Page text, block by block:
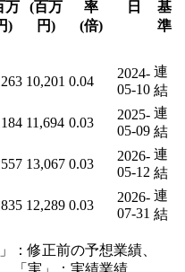
万
)
(百万
円)
率
(倍)
日
基
準
10,201 0.04
2024-
05-10
連
結
11,694 0.03
2025-
05-09
連
結
13,067 0.03
2026-
05-12
連
結
12,289 0.03
2026-
07-31
連
結
：修正前の予想業績、
「実」：実績業績、